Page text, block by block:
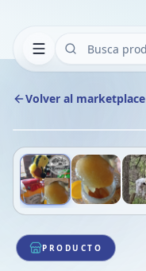
Volver al marketplace
1/3
PRODUCTO